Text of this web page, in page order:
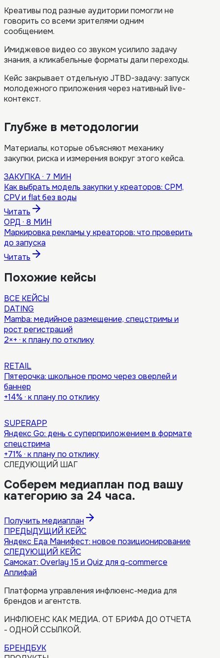
Креативы под разные аудитории помогли не
говорить со всеми зрителями одним
сообщением.
Имиджевое видео со звуком усилило задачу
знания, а кликабельные форматы дали переходы.
Кейс закрывает отдельную JTBD-задачу: запуск
молодежного приложения через нативный live-
контекст.
Глубже в методологии
Материалы, которые объясняют механику
закупки, риска и измерения вокруг этого кейса.
ЗАКУПКА· 7 МИН
Как выбрать модель закупки у креаторов: CPM,
CPV и flat без воды
Читать
ОРД · 8 МИН
Маркировка рекламы у креаторов: что проверить
до запуска
Читать
Похожие кейсы
ВСЕ КЕЙСЫ
DATING
Mamba: медийное размещение, спецстримы и
рост регистраций
2×+ · к плану по отклику
RETAIL
Пятерочка: школьное промо через оверлей и
баннер
+14% · к плану по отклику
SUPERAPP
Яндекс Go: день с суперприложением в формате
спецстрима
+71% · к плану по отклику
СЛЕДУЮЩИЙ ШАГ
Соберем медиаплан под вашу
категорию за 24 часа.
Получить медиаплан
ПРЕДЫДУЩИЙ КЕЙС
Яндекс Еда Манифест: новое позиционирование
СЛЕДУЮЩИЙ КЕЙС
Самокат: Overlay 15 и Quiz для q-commerce
Аплифай
Платформа управления инфлюенс-медиа для
брендов и агентств.
ИНФЛЮЕНС КАК МЕДИА. ОТ БРИФА ДО ОТЧЕТА
- ОДНОЙ ССЫЛКОЙ.
БРЕНДБУК